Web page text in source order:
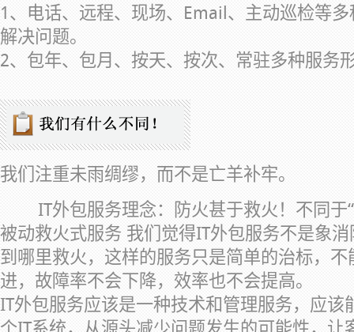
1、电话、远程、现场、Email、主动巡检等
解决问题。
2、包年、包月、按天、按次、常驻多种服务
我们注重未雨绸缪，而不是亡羊补牢。
IT外包服务理念：防火甚于救火！不同于“
被动救火式服务 我们觉得IT外包服务不是象
到哪里救火，这样的服务只是简单的治标，
进，故障率不会下降，效率也不会提高。
IT外包服务应该是一种技术和管理服务，应该